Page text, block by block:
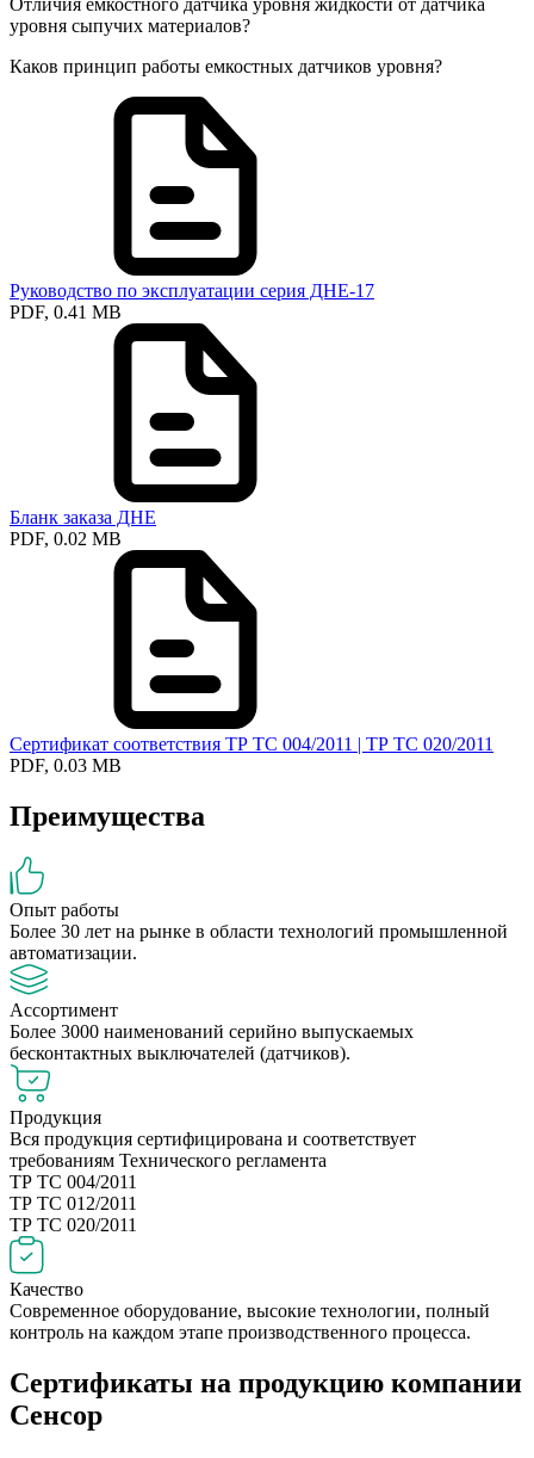
Отличия емкостного датчика уровня жидкости от датчика
уровня сыпучих материалов?
Каков принцип работы емкостных датчиков уровня?
Руководство по эксплуатации серия ДНЕ-17
PDF, 0.41 MB
Бланк заказа ДНЕ
PDF, 0.02 MB
Сертификат соответствия ТР ТС 004/2011 | ТР ТС 020/2011
PDF, 0.03 MB
Преимущества
Опыт работы
Более 30 лет на рынке в области технологий промышленной
автоматизации.
Ассортимент
Более 3000 наименований серийно выпускаемых
бесконтактных выключателей (датчиков).
Продукция
Вся продукция сертифицирована и соответствует
требованиям Технического регламента
ТР ТС 004/2011
ТР ТС 012/2011
ТР ТС 020/2011
Качество
Современное оборудование, высокие технологии, полный
контроль на каждом этапе производственного процесса.
Сертификаты на продукцию компании
Сенсор